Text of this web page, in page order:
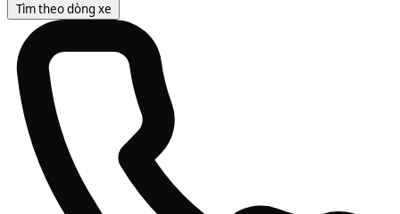
Tìm theo dòng xe